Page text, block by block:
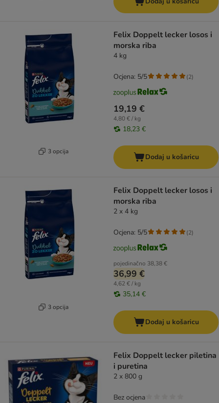
3 opcija
Felix Doppelt lecker losos i
morska riba
4 kg
19,19 €
4,80 € / kg
18,23 €
Ocjena: 5/5 (2)
Dodaj u košaricu
3 opcija
Felix Doppelt lecker losos i
morska riba
2 x 4 kg
pojedinačno 38,38 €
36,99 €
4,62 € / kg
35,14 €
Ocjena: 5/5 (2)
Dodaj u košaricu
Felix Doppelt lecker piletina
i puretina
2 x 800 g
Bez ocjena